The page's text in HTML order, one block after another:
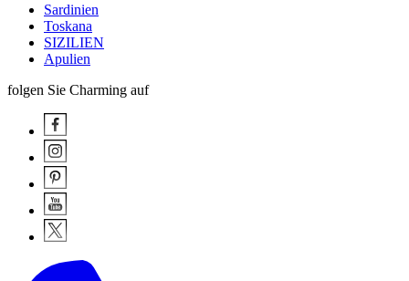
Sardinien
Toskana
SIZILIEN
Apulien
folgen Sie Charming auf